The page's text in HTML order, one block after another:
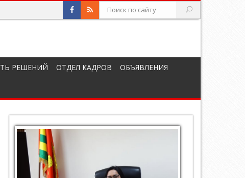
РЕШЕНИЙ ОТДЕЛ КАДРОВ ОБЪЯВЛЕНИЯ